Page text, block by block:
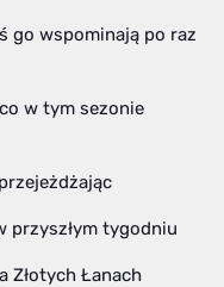
go wspominają po raz
w tym sezonie
przyszłym tygodniu
Złotych Łanach